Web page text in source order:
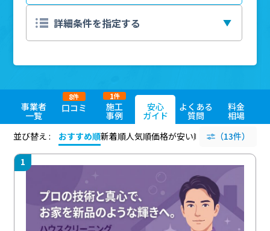
事業者
一覧
口コミ
8件
施工
事例
1件
安心
ガイド
よくある
質問
料金
相場
並び替え :
おすすめ順新着順人気順価格が安い順 評価が高い順
（13件）
1